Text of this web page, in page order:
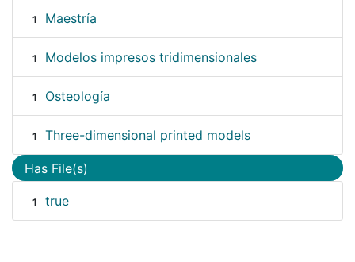
1 Maestría
1 Modelos impresos tridimensionales
1 Osteología
1 Three-dimensional printed models
Has File(s)
1 true